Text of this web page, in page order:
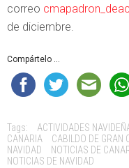
correo
de diciembre.
Compártelo ...
Tags: ACTIVIDADES
CANARIA
CABILDO DE GRAN
NAVIDAD
NOTICIAS DE
NOTICIAS DE NAVIDAD